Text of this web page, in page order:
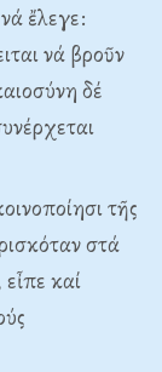
ἔλεγε:
νά βροῦν
δέ
τῆς
στά
καί